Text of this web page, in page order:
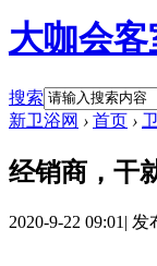
大咖会客
搜索
新卫浴网 › 首页 ›
经销商，干
2020-9-22 09:01 | 发